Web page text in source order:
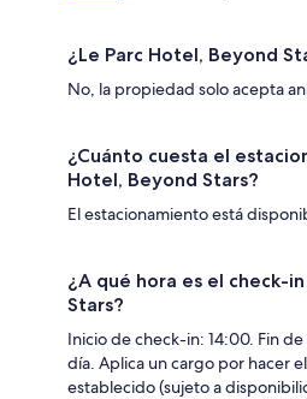
¿Le Parc Hotel, Beyond
No, la propiedad solo acepta
¿Cuánto cuesta el
Hotel, Beyond Stars?
El estacionamiento está
¿A qué hora es el check-
Stars?
Inicio de check-in: 14:00. Fin
día. Aplica un cargo por hacer
establecido (sujeto a